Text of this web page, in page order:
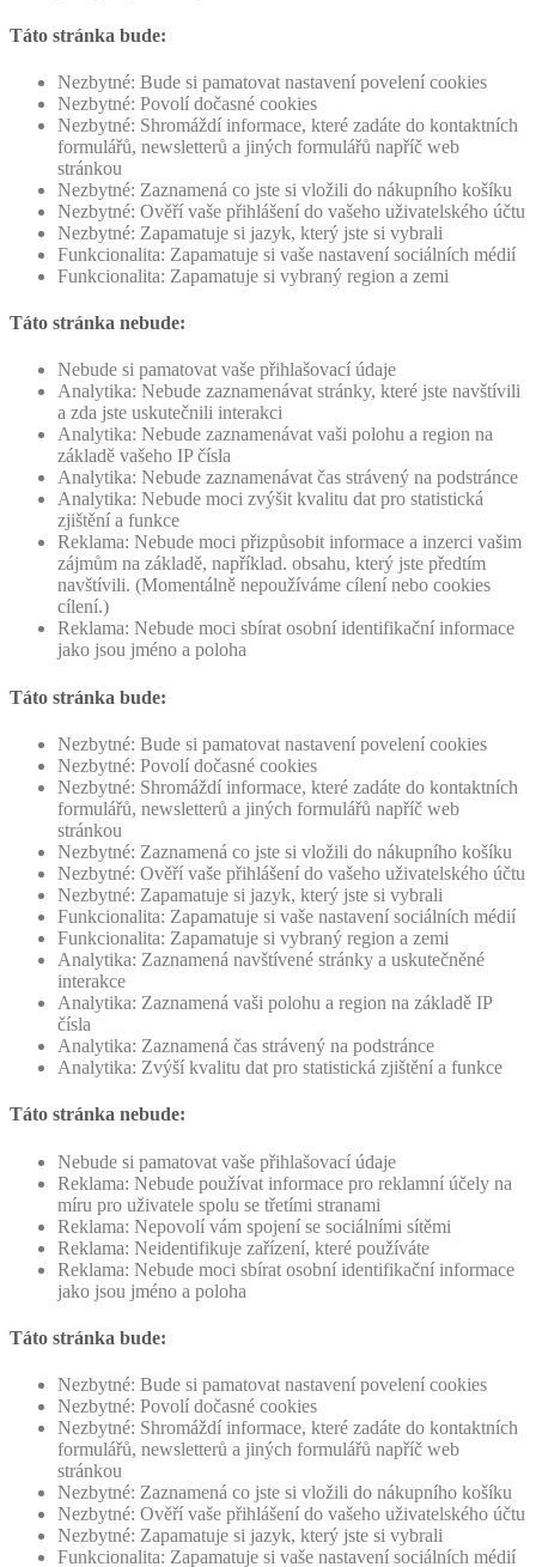
Táto stránka bude:
Nezbytné: Bude si pamatovat nastavení povelení cookies
Nezbytné: Povolí dočasné cookies
Nezbytné: Shromáždí informace, které zadáte do kontaktních
formulářů, newsletterů a jiných formulářů napříč web
stránkou
Nezbytné: Zaznamená co jste si vložili do nákupního košíku
Nezbytné: Ověří vaše přihlášení do vašeho uživatelského účtu
Nezbytné: Zapamatuje si jazyk, který jste si vybrali
Funkcionalita: Zapamatuje si vaše nastavení sociálních médií
Funkcionalita: Zapamatuje si vybraný region a zemi
Táto stránka nebude:
Nebude si pamatovat vaše přihlašovací údaje
Analytika: Nebude zaznamenávat stránky, které jste navštívili
a zda jste uskutečnili interakci
Analytika: Nebude zaznamenávat vaši polohu a region na
základě vašeho IP čísla
Analytika: Nebude zaznamenávat čas strávený na podstránce
Analytika: Nebude moci zvýšit kvalitu dat pro statistická
zjištění a funkce
Reklama: Nebude moci přizpůsobit informace a inzerci vašim
zájmům na základě, například. obsahu, který jste předtím
navštívili. (Momentálně nepoužíváme cílení nebo cookies
cílení.)
Reklama: Nebude moci sbírat osobní identifikační informace
jako jsou jméno a poloha
Táto stránka bude:
Nezbytné: Bude si pamatovat nastavení povelení cookies
Nezbytné: Povolí dočasné cookies
Nezbytné: Shromáždí informace, které zadáte do kontaktních
formulářů, newsletterů a jiných formulářů napříč web
stránkou
Nezbytné: Zaznamená co jste si vložili do nákupního košíku
Nezbytné: Ověří vaše přihlášení do vašeho uživatelského účtu
Nezbytné: Zapamatuje si jazyk, který jste si vybrali
Funkcionalita: Zapamatuje si vaše nastavení sociálních médií
Funkcionalita: Zapamatuje si vybraný region a zemi
Analytika: Zaznamená navštívené stránky a uskutečněné
interakce
Analytika: Zaznamená vaši polohu a region na základě IP
čísla
Analytika: Zaznamená čas strávený na podstránce
Analytika: Zvýší kvalitu dat pro statistická zjištění a funkce
Táto stránka nebude:
Nebude si pamatovat vaše přihlašovací údaje
Reklama: Nebude používat informace pro reklamní účely na
míru pro uživatele spolu se třetími stranami
Reklama: Nepovolí vám spojení se sociálními sítěmi
Reklama: Neidentifikuje zařízení, které používáte
Reklama: Nebude moci sbírat osobní identifikační informace
jako jsou jméno a poloha
Táto stránka bude:
Nezbytné: Bude si pamatovat nastavení povelení cookies
Nezbytné: Povolí dočasné cookies
Nezbytné: Shromáždí informace, které zadáte do kontaktních
formulářů, newsletterů a jiných formulářů napříč web
stránkou
Nezbytné: Zaznamená co jste si vložili do nákupního košíku
Nezbytné: Ověří vaše přihlášení do vašeho uživatelského účtu
Nezbytné: Zapamatuje si jazyk, který jste si vybrali
Funkcionalita: Zapamatuje si vaše nastavení sociálních médií